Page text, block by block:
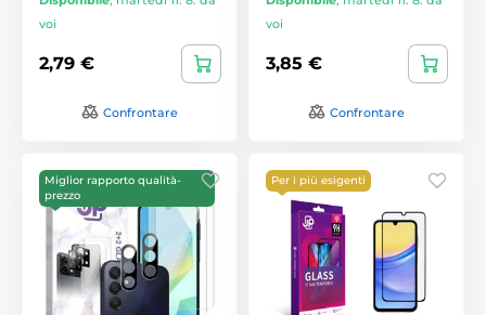
voi
2,79 €
Confrontare
voi
3,85 €
Confrontare
Miglior rapporto qualità-
prezzo
Per i più esigenti